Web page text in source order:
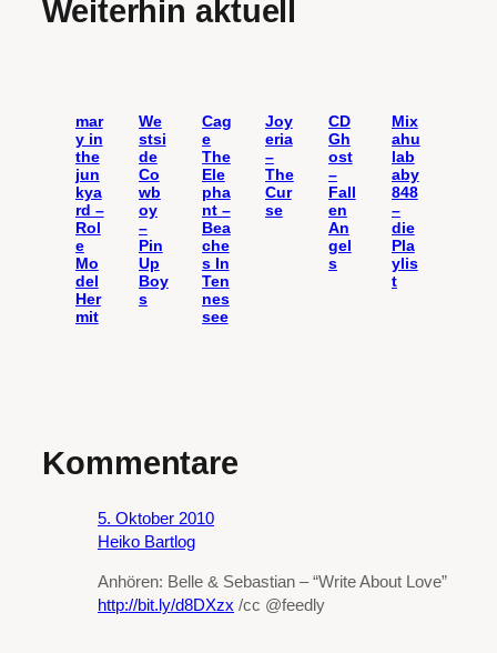
Weiterhin aktuell
mar
y in
the
jun
kya
rd –
Rol
e
Mo
del
Her
mit
We
stsi
de
Co
wb
oy
–
Pin
Up
Boy
s
Cag
e
The
Ele
pha
nt –
Bea
che
s In
Ten
nes
see
Joy
eria
–
The
Cur
se
CD
Gh
ost
–
Fall
en
An
gel
s
Mix
ahu
lab
aby
848
–
die
Pla
ylis
t
Kommentare
5. Oktober 2010
Heiko Bartlog
Anhören: Belle & Sebastian – “Write About Love”
http://bit.ly/d8DXzx /cc @feedly